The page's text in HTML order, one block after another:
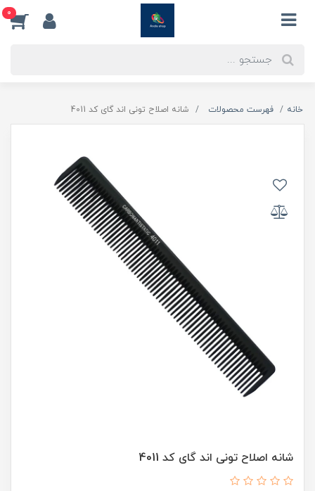
0
خانه فهرست محصولات شانه اصلاح تونی اند گای کد 4011
شانه اصلاح تونی اند گای کد 4011